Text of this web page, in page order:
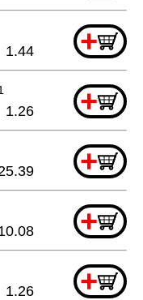
+
1.44
+
1.26
+
+
+
1.26